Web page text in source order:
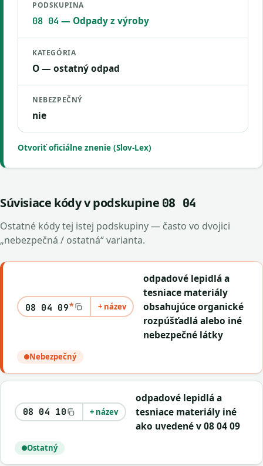
PODSKUPINA
08 04 — Odpady z výroby
KATEGÓRIA
O — ostatný odpad
NEBEZPEČNÝ
nie
Otvoriť oficiálne znenie (Slov-Lex)
Súvisiace kódy v podskupine 08 04
Ostatné kódy tej istej podskupiny — často vo dvojici
„nebezpečná / ostatná“ varianta.
08 04 09* + název
odpadové lepidlá a
tesniace materiály
obsahujúce organické
rozpúšťadlá alebo iné
nebezpečné látky
Nebezpečný
08 04 10 + název
odpadové lepidlá a
tesniace materiály iné
ako uvedené v 08 04 09
Ostatný